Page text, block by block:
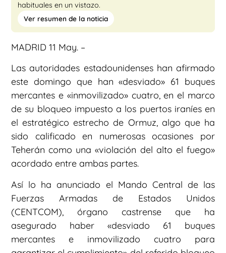
habituales en un vistazo.
Ver resumen de la noticia
MADRID 11 May. –
Las autoridades estadounidenses han afirmado
este domingo que han «desviado» 61 buques
mercantes e «inmovilizado» cuatro, en el marco
de su bloqueo impuesto a los puertos iraníes en
el estratégico estrecho de Ormuz, algo que ha
sido calificado en numerosas ocasiones por
Teherán como una «violación del alto el fuego»
acordado entre ambas partes.
Así lo ha anunciado el Mando Central de las
Fuerzas Armadas de Estados Unidos
(CENTCOM), órgano castrense que ha
asegurado haber «desviado 61 buques
mercantes e inmovilizado cuatro para